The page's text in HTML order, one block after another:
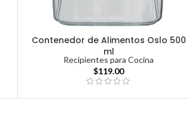
Contenedor de Alimentos Oslo 500
ml
Recipientes para Cocina
$119.00